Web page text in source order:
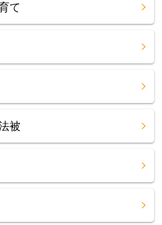
て
被